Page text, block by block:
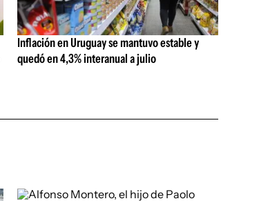
Inflación en Uruguay se mantuvo estable y
quedó en 4,3% interanual a julio